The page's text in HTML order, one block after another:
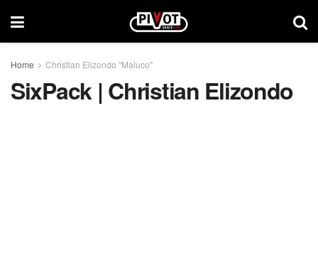
Home Christian Elizondo “Maluco"
SixPack | Christian Elizondo